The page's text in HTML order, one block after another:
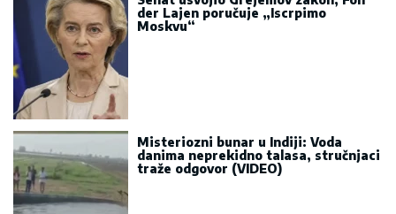
der Lajen poručuje „Iscrpimo
Moskvu“
Misteriozni bunar u Indiji: Voda
danima neprekidno talasa, stručnjaci
traže odgovor (VIDEO)